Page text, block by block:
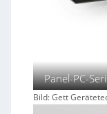
Panel-PC-
Bild: Gett